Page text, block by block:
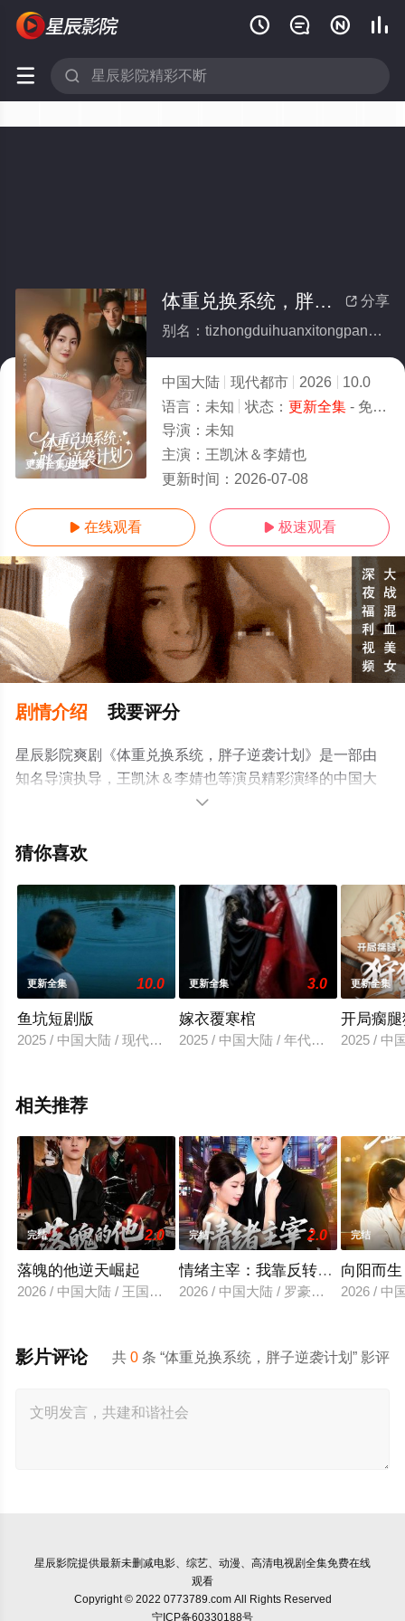
   
 
更新全集/全集
 分享
体重兑换系统，胖子逆袭计划(全集)
别名：tizhongduihuanxitongpangzinixijihua
中国大陆 现代都市 2026
10.0
语言： 未知 状态： 更新全集- 免费在线观看
导演： 未知
主演： 王凯沐＆李婧也
更新时间： 2026-07-08
 在线观看  极速观看
剧情介绍 我要评分
星辰影院爽剧《体重兑换系统，胖子逆袭计划》是一部由
知名导演执导，王凯沐＆李婧也等演员精彩演绎的中国大
陆电视剧，大结局剧情已揭晓（更新全集），手机免费观
信息可移步至豆瓣电视剧、电视猫或剧情网等平台了解。

猜你喜欢
更新全集 10.0
鱼坑短剧版
2025 / 中国大陆 / 现代都市
更新全集 3.0
嫁衣覆寒棺
2025 / 中国大陆 / 年代穿越
更新全集
开局瘸
2025 / 中
相关推荐
完结 2.0
落魄的他逆天崛起
2026 / 中国大陆 / 王国豪杰＆诗语＆梁辰羽
完结 2.0
情绪主宰：我靠反转人生封神
2026 / 中国大陆 / 罗豪宇＆陈昕乔
完结
向阳而
2026 / 中
共0 条 “体重兑换系统，胖子逆袭计划” 影评
影片评论
星辰影院提供最新未删减电影、综艺、动漫、高清电视剧全集免费在线
观看
Copyright © 2022 0773789.com All Rights Reserved
宁ICP备60330188号